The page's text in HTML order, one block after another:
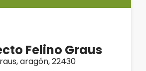
Felino Graus
aragón, 22430